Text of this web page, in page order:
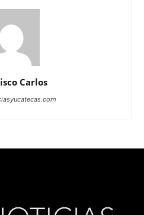
Carlos